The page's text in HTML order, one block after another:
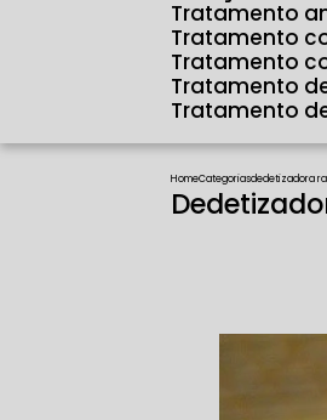
Tratamento
Tratamento
Tratamento
Tratamento
Tratamento
HomeCategoriasdedetizadora